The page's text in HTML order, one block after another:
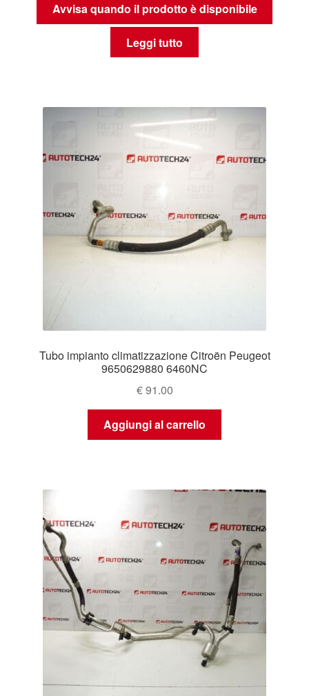
Avvisa quando il prodotto è disponibile
Leggi tutto
Tubo impianto climatizzazione Citroën Peugeot
9650629880 6460NC
€91.00
Aggiungi al carrello